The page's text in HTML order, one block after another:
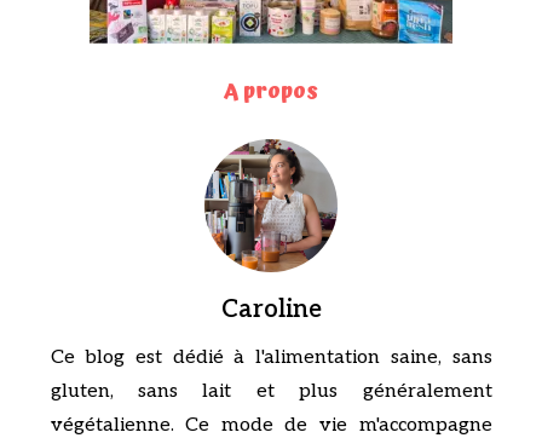
A propos
Caroline
Ce blog est dédié à l'alimentation saine, sans
gluten, sans lait et plus généralement
végétalienne. Ce mode de vie m'accompagne